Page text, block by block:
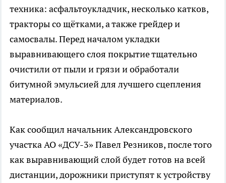
техника: асфальтоукладчик, несколько катков,
тракторы со щётками, а также грейдер и
самосвалы. Перед началом укладки
выравнивающего слоя покрытие тщательно
очистили от пыли и грязи и обработали
битумной эмульсией для лучшего сцепления
материалов.
Как сообщил начальник Александровского
участка АО «ДСУ-3» Павел Резников, после того
как выравнивающий слой будет готов на всей
дистанции, дорожники приступят к устройству